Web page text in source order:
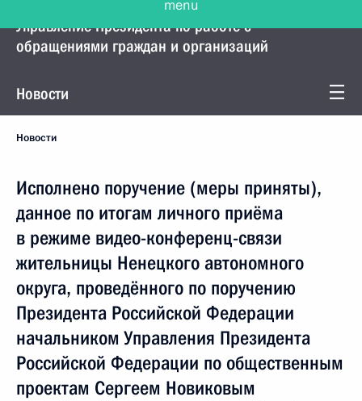
Управление Президента по работе с
обращениями граждан и организаций
Новости
Новости
Исполнено поручение (меры приняты),
данное по итогам личного приёма
в режиме видео-конференц-связи
жительницы Ненецкого автономного
округа, проведённого по поручению
Президента Российской Федерации
начальником Управления Президента
Российской Федерации по общественным
проектам Сергеем Новиковым